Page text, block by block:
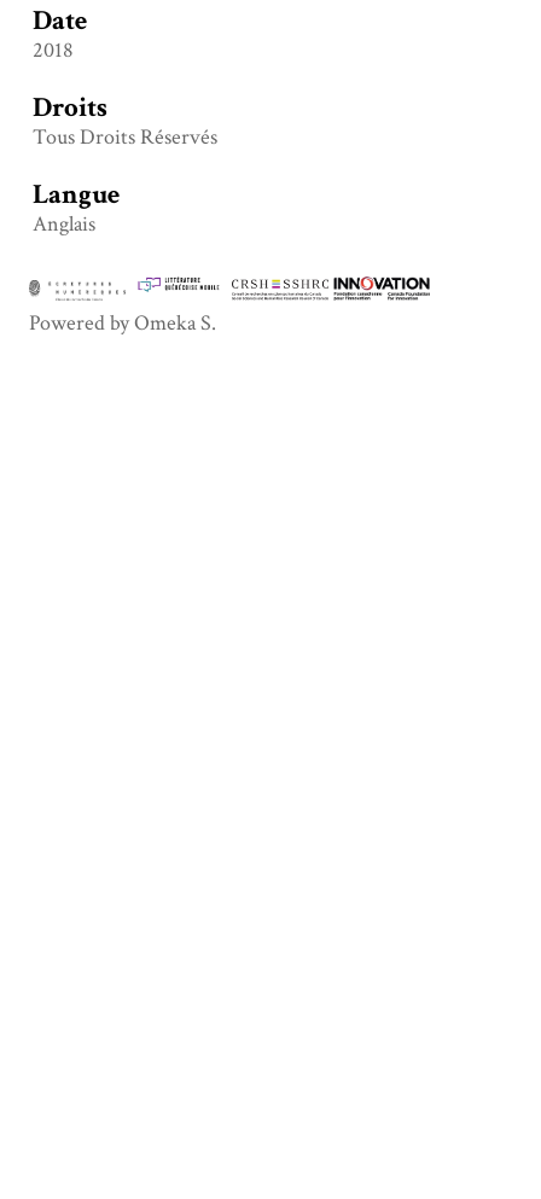
Date
2018
Droits
Tous Droits Réservés
Langue
Anglais
Powered by Omeka S.